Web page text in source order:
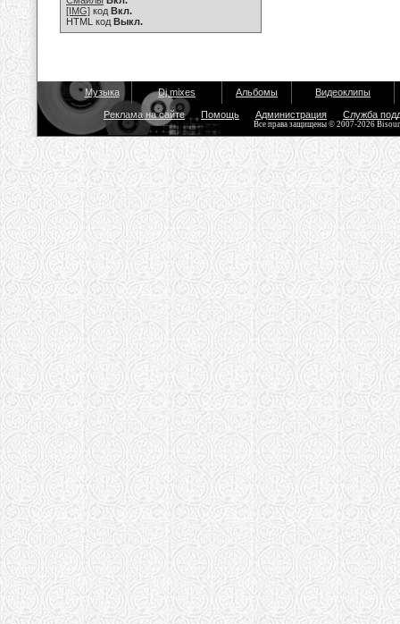
[IMG] код Вкл.
HTML код Выкл.
Музыка Dj mixes Альбомы Видеоклипы
Реклама на сайте Помощь Администрация Служба
Все права защищены © 2007-2026